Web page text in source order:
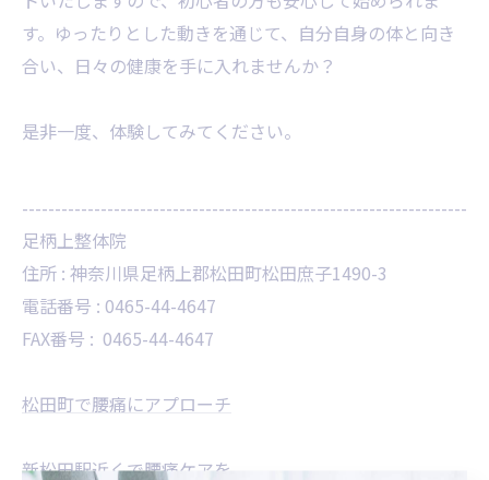
す。ゆったりとした動きを通じて、自分自身の体と向き
合い、日々の健康を手に入れませんか？
是非一度、体験してみてください。
--------------------------------------------------------------------
足柄上整体院
住所 : 神奈川県足柄上郡松田町松田庶子1490-3
電話番号 : 0465-44-4647
FAX番号 : 0465-44-4647
松田町で腰痛にアプローチ
新松田駅近くで腰痛ケアを